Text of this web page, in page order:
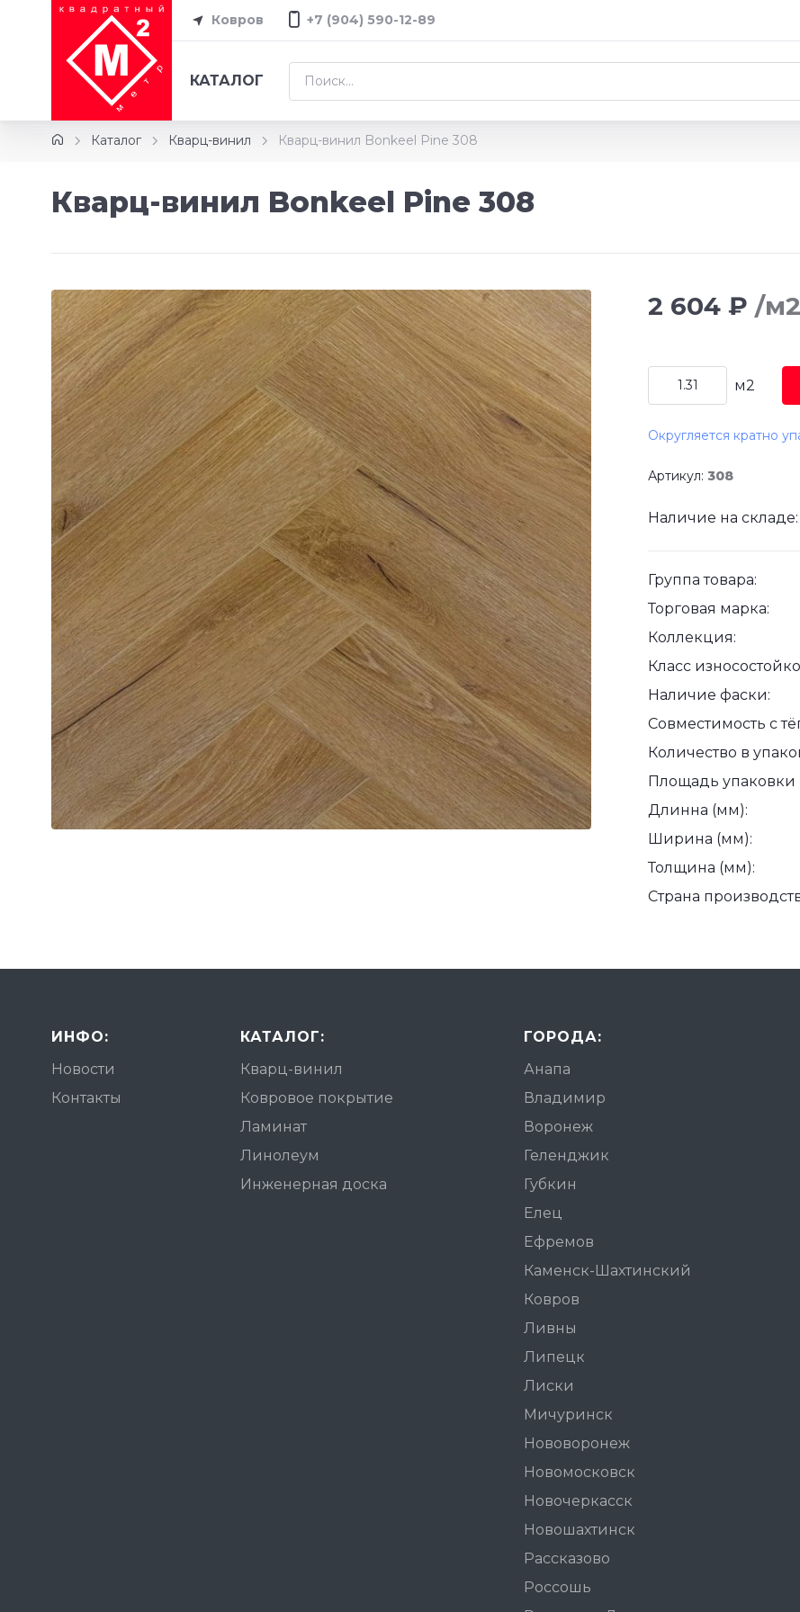
Ковров +7 (904) 590-12-89
КАТАЛОГ
Каталог Кварц-винил Кварц-винил Bonkeel Pine 308
Кварц-винил Bonkeel Pine 308
2 604 ₽ /м2
м2
Округляется кратно
Артикул: 308
Наличие на складе:
Группа товара:
Торговая марка:
Коллекция:
Класс
Наличие фаски:
Совместимость с
Количество в
Площадь упаковки
Длинна (мм):
Ширина (мм):
Толщина (мм):
Страна
ИНФО:
Новости
Контакты
КАТАЛОГ:
Кварц-винил
Ковровое покрытие
Ламинат
Линолеум
Инженерная доска
ГОРОДА:
Анапа
Владимир
Воронеж
Геленджик
Губкин
Елец
Ефремов
Каменск-Шахтинский
Ковров
Ливны
Липецк
Лиски
Мичуринск
Нововоронеж
Новомосковск
Новочеркасск
Новошахтинск
Рассказово
Россошь